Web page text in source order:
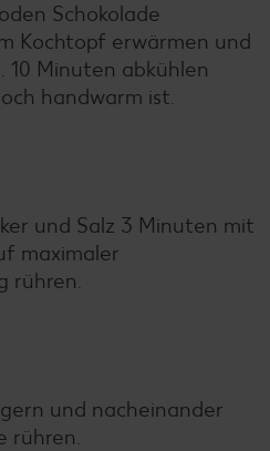
Schokolade
Kochtopf erwärmen und
Minuten abkühlen
handwarm ist.
und Salz 3 Minuten mit
maximaler
rühren.
und nacheinander
rühren.